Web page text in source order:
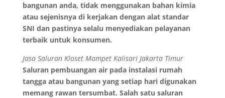
bangunan anda, tidak menggunakan bahan kimia
atau sejenisnya di kerjakan dengan alat standar
SNI dan pastinya selalu menyediakan pelayanan
terbaik untuk konsumen.
Jasa Saluran Kloset Mampet Kalisari Jakarta Timur
Saluran pembuangan air pada instalasi rumah
tangga atau bangunan yang setiap hari digunakan
memang rawan tersumbat. Salah satu saluran